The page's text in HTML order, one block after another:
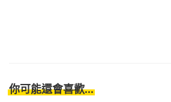
你可能還會喜歡...